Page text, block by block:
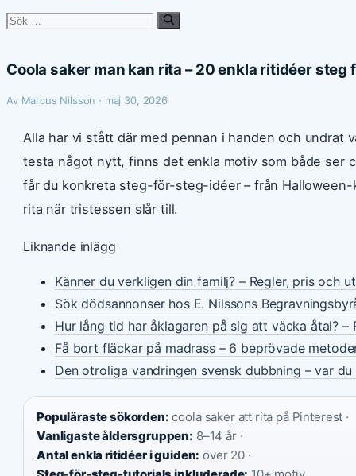
Sök
Coola saker man kan rita – 20 enkla ritidéer steg
Av Marcus Nilsson · maj 30, 2026
Alla har vi stått där med pennan i handen och undrat
testa något nytt, finns det enkla motiv som både ser
får du konkreta steg-för-steg-idéer – från
rita när tristessen slår till.
Liknande inlägg
Känner du verkligen din familj? – Regler, pris och
Sök dödsannonser hos E. Nilssons
Hur lång tid har åklagaren på sig att väcka åtal? –
Få bort fläckar på madrass – 6 beprövade
Den otroliga vandringen svensk dubbning – var
Populäraste sökorden: coola saker att rita på Pinterest ·
Vanligaste åldersgruppen: 8–14 år ·
Antal enkla ritidéer i guiden: över 20 ·